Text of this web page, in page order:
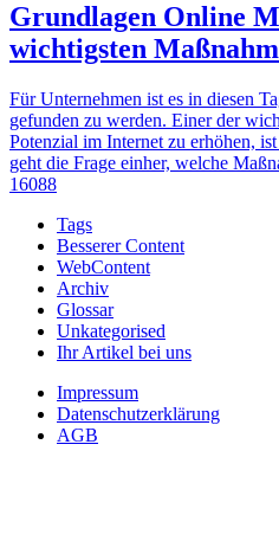
Grundlagen Online
wichtigsten
Für Unternehmen ist es in diesen
gefunden zu werden. Einer der
Potenzial im Internet zu erhöhen,
geht die Frage einher, welche
16088
Tags
Besserer Content
WebContent
Archiv
Glossar
Unkategorised
Ihr Artikel bei uns
Impressum
Datenschutzerklärung
AGB